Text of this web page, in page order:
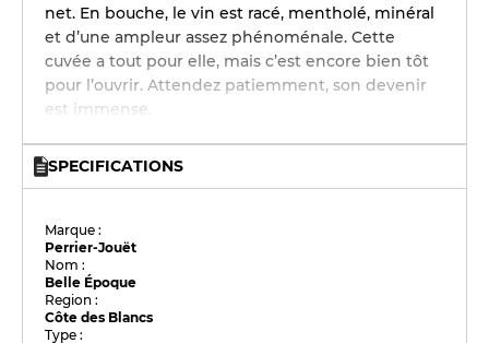
net. En bouche, le vin est racé, mentholé, minéral
et d’une ampleur assez phénoménale. Cette
cuvée a tout pour elle, mais c’est encore bien tôt
pour l’ouvrir. Attendez patiemment, son devenir
est immense.
SPECIFICATIONS
Marque :
Perrier-Jouët
Nom :
Belle Époque
Region :
Côte des Blancs
Type :